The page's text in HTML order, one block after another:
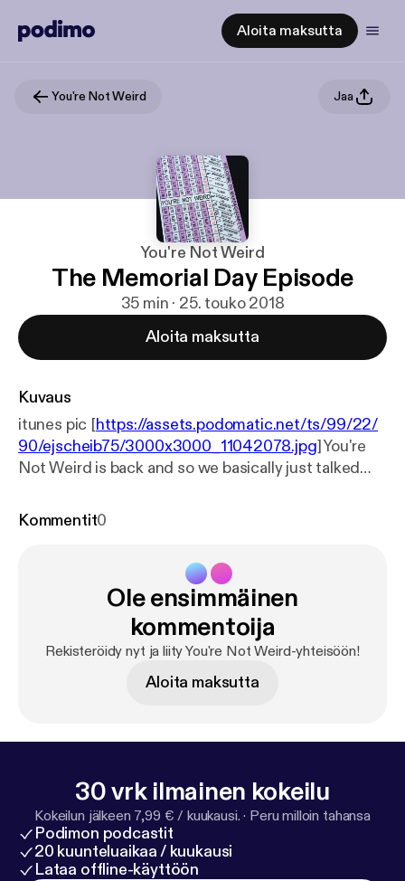
Aloita maksutta
You're Not Weird Jaa
You're Not Weird
The Memorial Day Episode
35 min · 25. touko 2018
Aloita maksutta
Kuvaus
itunes pic [https://assets.podomatic.net/ts/99/22/
90/ejscheib75/3000x3000_11042078.jpg] You're
Not Weird is back and so we basically just talked
Kommentit0
Ole ensimmäinen
kommentoija
Rekisteröidy nyt ja liity You're Not Weird-yhteisöön!
Aloita maksutta
30 vrk ilmainen kokeilu
Kokeilun jälkeen 7,99 € / kuukausi. · Peru milloin tahansa
Podimon podcastit
20 kuunteluaikaa / kuukausi
Lataa offline-käyttöön